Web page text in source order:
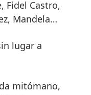
Fidel Castro,
Mandela…
lugar a
mitómano,